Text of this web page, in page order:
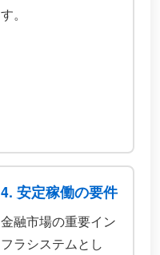
す。
4. 安定稼働の要件
金融市場の重要イン
フラシステムとし